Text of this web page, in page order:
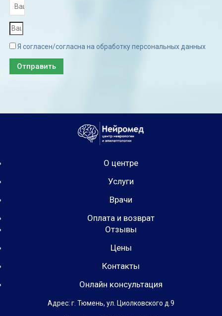
Я согласен/согласна на обработку персональных данных
Отправить
О центре
Услуги
Врачи
Оплата и возврат
Отзывы
Цены
Контакты
Онлайн консультация
Адрес: г. Тюмень, ул. Циолковского д.9